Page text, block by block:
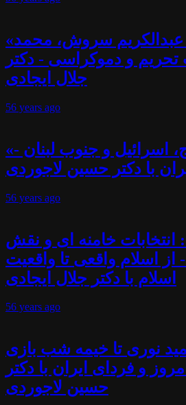
«انتخابات» ایران، عبدالکریم سروش، محمد
و دموکراسی - دکتر
جلال ایجادی
56 years ago
«انتخابات»، توماج، اسرائیل و جنوب لبنان -
با دکتر حسین لاجوردی
56 years ago
انتخابات خامنه ای و نقش
اسلام واقعی تا واقعیت
اسلام با دکتر جلال ایجادی
56 years ago
نوری تا خیمه شب بازی
و فردای ایران با دکتر
حسین لاجوردی